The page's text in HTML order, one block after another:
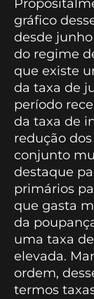
gráfico
desde
do regime
que existe
da taxa de
período
da taxa de
redução
conjunto
destaque
primários
que gasta
da
uma taxa
elevada.
ordem,
termos